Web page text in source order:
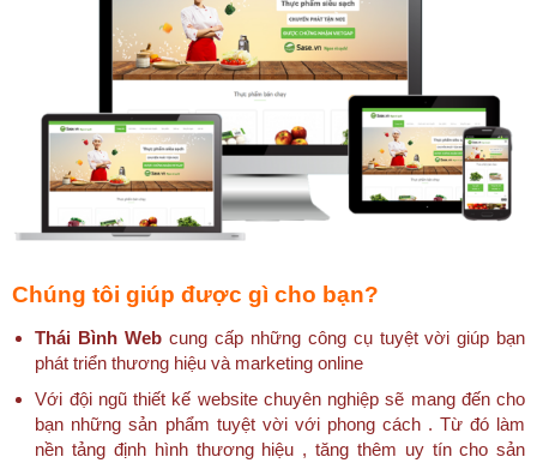
Chúng tôi giúp được gì cho bạn?
Thái Bình Web cung cấp những công cụ tuyệt vời giúp bạn
phát triển thương hiệu và marketing online
Với đội ngũ thiết kế website chuyên nghiệp sẽ mang đến cho
bạn những sản phẩm tuyệt vời với phong cách . Từ đó làm
nền tảng định hình thương hiệu , tăng thêm uy tín cho sản